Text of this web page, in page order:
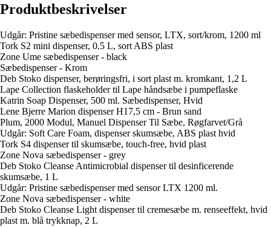
Produktbeskrivelser
Udgår: Pristine sæbedispenser med sensor, LTX, sort/krom, 1200 ml
Tork S2 mini dispenser, 0.5 L, sort ABS plast
Zone Ume sæbedispenser - black
Sæbedispenser - Krom
Deb Stoko dispenser, berøringsfri, i sort plast m. kromkant, 1,2 L
Lape Collection flaskeholder til Lape håndsæbe i pumpeflaske
Katrin Soap Dispenser, 500 ml. Sæbedispenser, Hvid
Lene Bjerre Marion dispenser H17,5 cm - Brun sand
Plum, 2000 Modul, Manuel Dispenser Til Sæbe, Røgfarvet/Grå
Udgår: Soft Care Foam, dispenser skumsæbe, ABS plast hvid
Tork S4 dispenser til skumsæbe, touch-free, hvid plast
Zone Nova sæbedispenser - grey
Deb Stoko Cleanse Antimicrobial dispenser til desinficerende
skumsæbe, 1 L
Udgår: Pristine sæbedispenser med sensor LTX 1200 ml.
Zone Nova sæbedispenser - white
Deb Stoko Cleanse Light dispenser til cremesæbe m. renseeffekt, hvid
plast m. blå trykknap, 2 L